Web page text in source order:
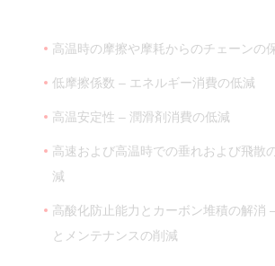
高温時の摩擦や摩耗からのチェーンの
低摩擦係数 – エネルギー消費の低減
高温安定性 – 潤滑剤消費の低減
高速および高温時での垂れおよび飛散
減
高酸化防止能力とカーボン堆積の解消
とメンテナンスの削減